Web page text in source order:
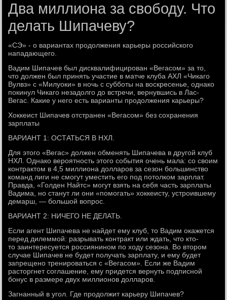
Два миллиона за свободу. Что
делать Шипачеву?
«СЭ» - о вариантах продолжения карьеры российского
нападающего.
Вадим Шипачев был дисквалифицирован «Вегасом» за то,
что должен был принять участие в матче клуба АХЛ «Чикаго
Вулвз» c «Милуоки» в ночь с субботы на воскресенье, однако
покинул Чикаго незадолго до встречи, вернувшись в Лас-
Вегас. Какие у него есть варианты продолжения карьеры?
Хоккеист Шипачев отстранен «Вегасом» без сохранения
зарплаты
ВАРИАНТ 1: ОСТАТЬСЯ В НХЛ.
Для этого «Вегас» должен обменять Шипачева в другой клуб
НХЛ. Однако вероятность этого события очень мала: со своим
контрактом в 4,5 миллиона долларов за сезон большинство
команд лиги не смогут уместить его под потолком зарплат.
Правда, «Голден Найтс» могут взять на себя часть зарплаты
Вадима, но станут ли они «помогать» хоккеисту, устроившему
демарш, — большой вопрос.
ВАРИАНТ 2: НИЧЕГО НЕ ДЕЛАТЬ.
Если агент Шипачева не найдет ему клуб, то Вадим окажется
перед дилеммой: разрывать контракт или ждать, что кто-
то заинтересуется россиянином по ходу сезона. Во втором
случае Шипачев не будет получать зарплату, и ему будет
запрещено тренироваться с «Вегасом». Если же Вадим
расторгнет соглашение, ему придется вернуть подписной
бонус в размере двух миллионов долларов.
Загнанный в угол. Где продолжит карьеру Шипачев?